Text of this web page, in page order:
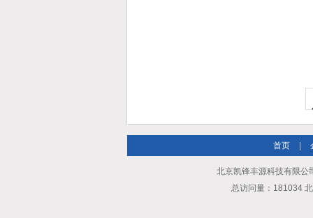
首页
北京凯锋丰源科技有限公
总访问量：181034